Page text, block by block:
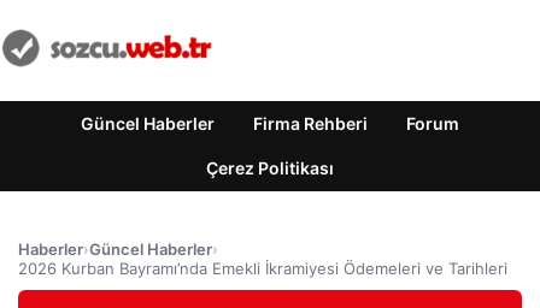
Güncel Haberler Firma Rehberi Forum
Çerez Politikası
Haberler›Güncel Haberler›
2026 Kurban Bayramı’nda Emekli İkramiyesi Ödemeleri ve Tarihleri